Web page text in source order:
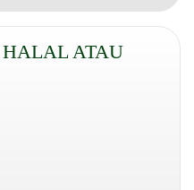
ATAU